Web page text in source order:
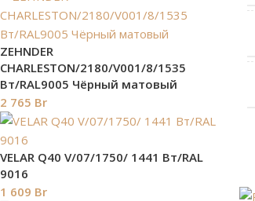
ZEHNDER
CHARLESTON/2180/V001/8/1535
Вт/RAL9005 Чёрный матовый
2 765 Br
VELAR Q40 V/07/1750/ 1441 Bт/RAL
9016
1 609 Br